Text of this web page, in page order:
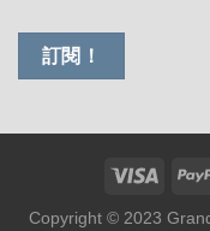
Copyright © 2023